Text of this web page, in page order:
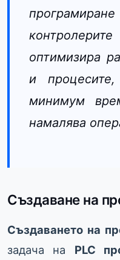
оптимизира
и
минимум
намалява
Създаване на
Създаването на
задача на PLC